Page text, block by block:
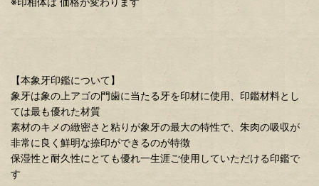
【本象牙印鑑について】
象牙は象の上アゴの門歯に当たる牙を印材に使用、印鑑材料とし
ては最も優れた材質
素材のキメの緻密さと粘りが象牙の最大の特性で、朱肉の吸収が
非常に良く鮮明な捺印ができるのが特徴
保湿性と耐久性にとても優れ一生涯ご使用していただける印鑑で
す